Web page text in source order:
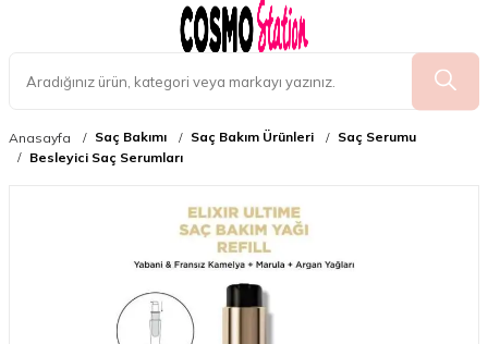
Anasayfa Saç Bakımı Saç Bakım Ürünleri
Saç Serumu
Besleyici Saç Serumları